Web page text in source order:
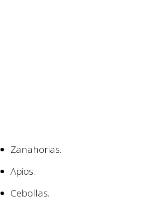
Zanahorias.
Apios.
Cebollas.